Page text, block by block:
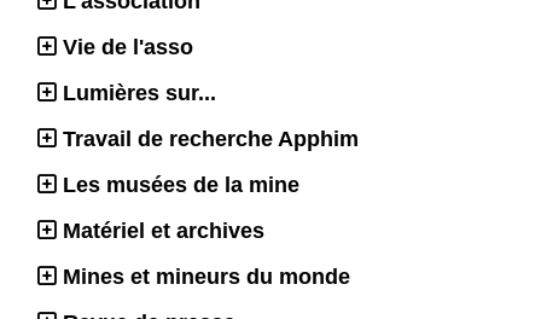
Vie de l'asso
Lumières sur...
Travail de recherche Apphim
Les musées de la mine
Matériel et archives
Mines et mineurs du monde